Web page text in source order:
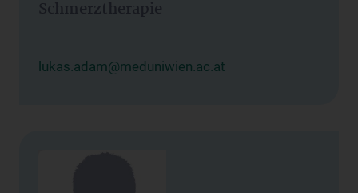
Schmerztherapie
lukas.adam@meduniwien.ac.at